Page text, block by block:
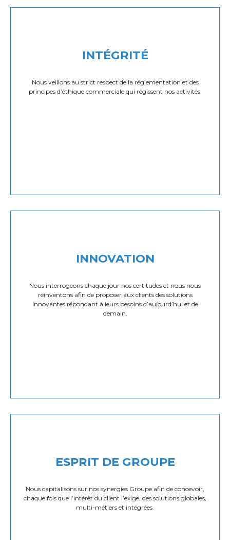
INTÉGRITÉ
Nous veillons au strict respect de la réglementation et des
principes d’éthique commerciale qui régissent nos activités.
INNOVATION
Nous interrogeons chaque jour nos certitudes et nous nous
réinventons afin de proposer aux clients des solutions
innovantes répondant à leurs besoins d’aujourd’hui et de
demain.
ESPRIT DE GROUPE
Nous capitalisons sur nos synergies Groupe afin de concevoir,
chaque fois que l’intérêt du client l’exige, des solutions globales,
multi-métiers et intégrées.